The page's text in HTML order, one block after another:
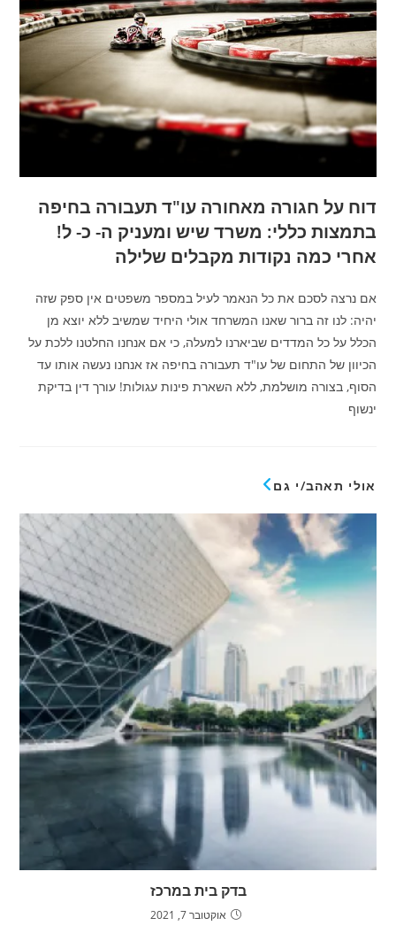
דוח על חגורה מאחורה עו"ד תעבורה בחיפה
בתמצות כללי: משרד שיש ומעניק ה- כ- ל!
אחרי כמה נקודות מקבלים שלילה
אם נרצה לסכם את כל הנאמר לעיל במספר משפטים אין ספק שזה
יהיה: לנו זה ברור שאנו המשרחד אולי היחיד שמשיב ללא יוצא מן
הכלל על כל המדדים שביארנו למעלה, כי אם אנחנו החלטנו ללכת על
הכיוון של התחום של עו"ד תעבורה בחיפה אז אנחנו נעשה אותו עד
הסוף, בצורה מושלמת, ללא השארת פינות עגולות! עורך דין בדיקת
ינשוף
אולי תאהב/י גם
בדק בית במרכז
אוקטובר 7, 2021